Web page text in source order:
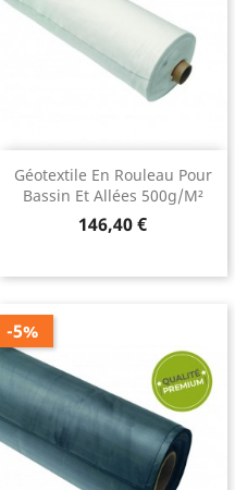
Géotextile En Rouleau Pour
Bassin Et Allées 500g/m²
Prix
146,40 €
-5%